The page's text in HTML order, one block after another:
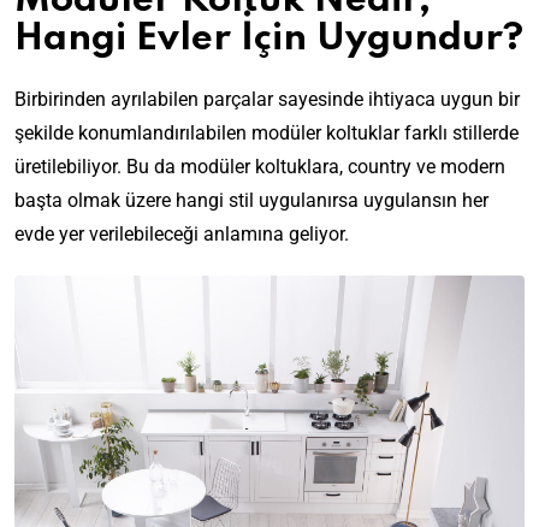
Hangi Evler İçin Uygundur?
Birbirinden ayrılabilen parçalar sayesinde ihtiyaca uygun bir
şekilde konumlandırılabilen modüler koltuklar farklı stillerde
üretilebiliyor. Bu da modüler koltuklara, country ve modern
başta olmak üzere hangi stil uygulanırsa uygulansın her
evde yer verilebileceği anlamına geliyor.